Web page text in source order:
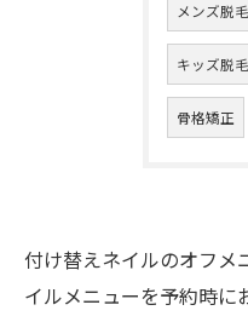
メンズ脱毛
キッズ脱毛
骨格矯正
付け替えネイルのオフメ
イルメニューを予約時に